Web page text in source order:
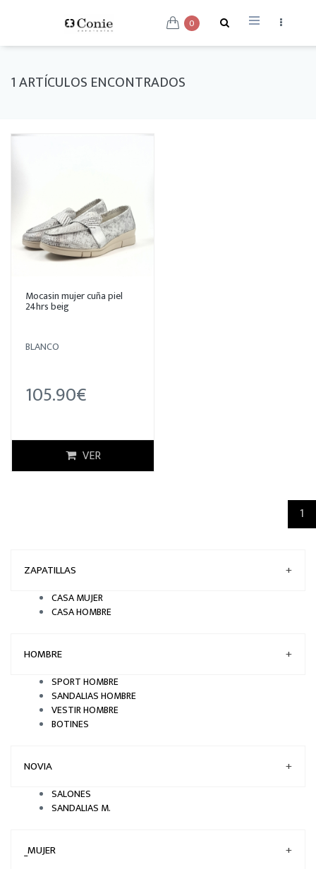
0
1 ARTÍCULOS ENCONTRADOS
Mocasin mujer cuña piel
24hrs beig
BLANCO
105.90€
VER
1
ZAPATILLAS +
CASA MUJER
CASA HOMBRE
HOMBRE +
SPORT HOMBRE
SANDALIAS HOMBRE
VESTIR HOMBRE
BOTINES
NOVIA +
SALONES
SANDALIAS M.
_MUJER +